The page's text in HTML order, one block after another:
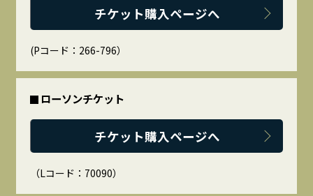
チケット購入ページへ
(Pコード：266-796）
ローソンチケット
チケット購入ページへ
（Lコード：70090）